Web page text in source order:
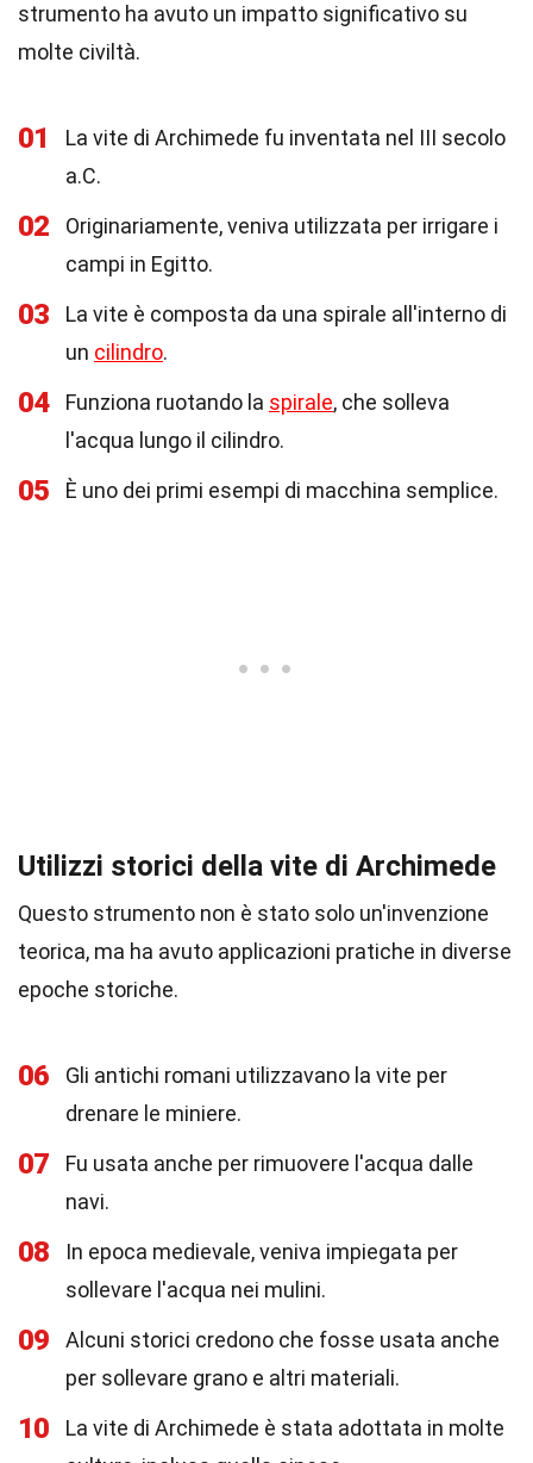
strumento ha avuto un impatto significativo su
molte civiltà.
01
La vite di Archimede fu inventata nel III secolo
a.C.
02
Originariamente, veniva utilizzata per irrigare i
campi in Egitto.
03
La vite è composta da una spirale all'interno di
un cilindro.
04 Funziona ruotando la spirale, che solleva
l'acqua lungo il cilindro.
05 È uno dei primi esempi di macchina semplice.
Utilizzi storici della vite di Archimede
Questo strumento non è stato solo un'invenzione
teorica, ma ha avuto applicazioni pratiche in diverse
epoche storiche.
06
Gli antichi romani utilizzavano la vite per
drenare le miniere.
07
Fu usata anche per rimuovere l'acqua dalle
navi.
08
In epoca medievale, veniva impiegata per
sollevare l'acqua nei mulini.
09
Alcuni storici credono che fosse usata anche
per sollevare grano e altri materiali.
10
La vite di Archimede è stata adottata in molte